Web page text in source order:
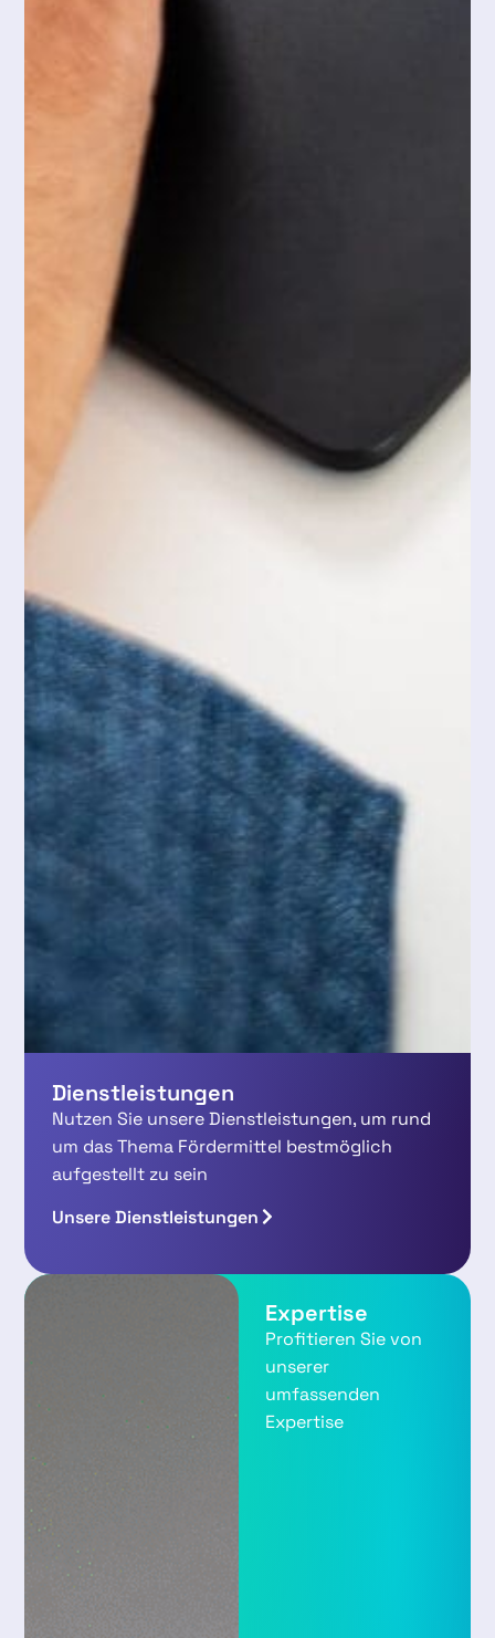
Dienstleistungen
Nutzen Sie unsere Dienstleistungen, um rund
um das Thema Fördermittel bestmöglich
aufgestellt zu sein
Unsere Dienstleistungen
Expertise
Profitieren Sie von
unserer
umfassenden
Expertise